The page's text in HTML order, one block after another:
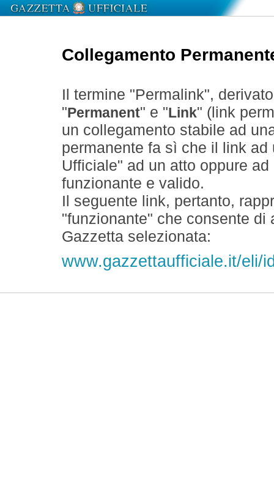
Collegamento
Il termine "Permalink",
" Permanent" e " Link" (link
un collegamento stabile ad
permanente fa sì che il link
Ufficiale" ad un atto oppure
funzionante e valido.
Il seguente link, pertanto,
"funzionante" che consente
Gazzetta selezionata:
www.gazzettaufficiale.it/eli/